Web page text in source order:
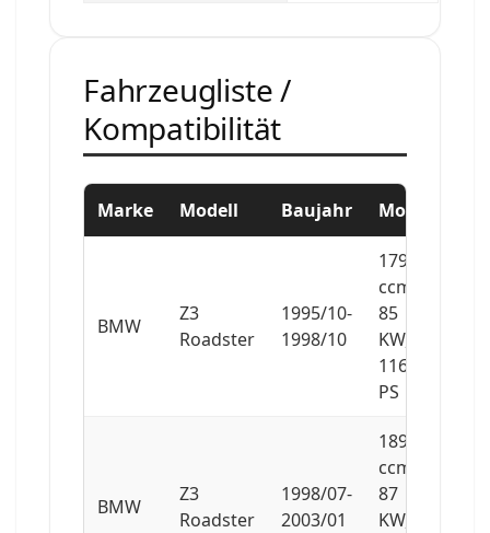
Fahrzeugliste /
Kompatibilität
Marke Modell Baujahr Motor
BMW
Z3
Roadster
1995/10-
1998/10
1796
ccm,
85
KW,
116
PS
BMW
Z3
Roadster
1998/07-
2003/01
1895
ccm,
87
KW,